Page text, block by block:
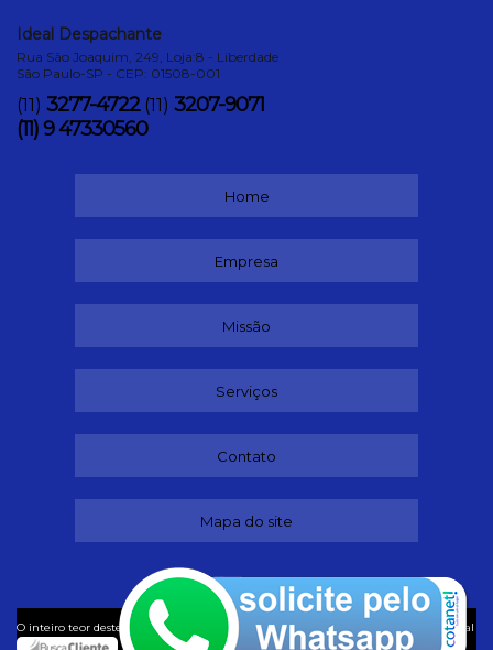
Ideal Despachante
Rua São Joaquim, 249, Loja:8 - Liberdade
São Paulo-SP - CEP: 01508-001
(11) 3277-4722 (11) 3207-9071
(11) 9 47330560
Home
Empresa
Missão
Serviços
Contato
Mapa do site
O inteiro teor deste site está sujeito à proteção de direitos autorais. Copyright
Ideal
Despachante (Lei 9610 de 19/02/1998)